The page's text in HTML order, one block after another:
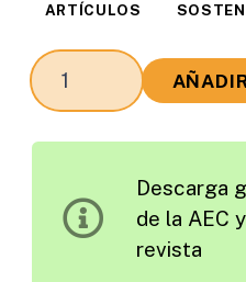
ARTÍCULOS
Nuestra
Señora
Encrucijada
Descarga
de la AEC
revista